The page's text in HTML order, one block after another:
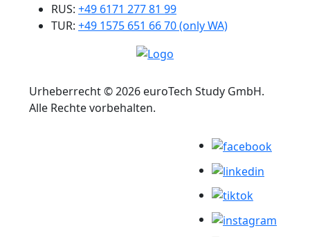
RUS: +49 6171 277 81 99
TUR: +49 1575 651 66 70 (only WA)
Urheberrecht © 2026 euroTech Study GmbH.
Alle Rechte vorbehalten.